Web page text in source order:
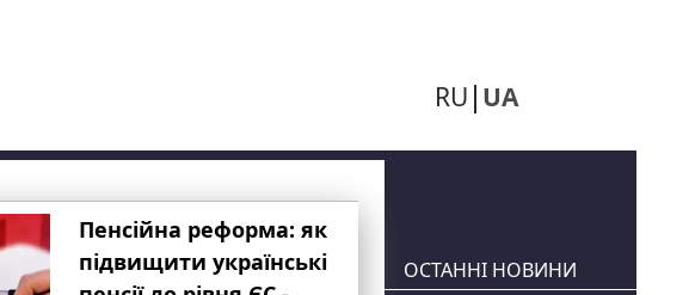
RU UA
Пенсійна реформа: як
підвищити українські
ОСТАННІ НОВИНИ